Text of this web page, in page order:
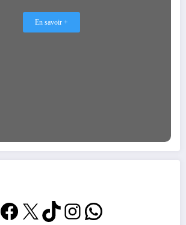
En savoir +
Facebook
X TikTok
Instagram
WhatsApp